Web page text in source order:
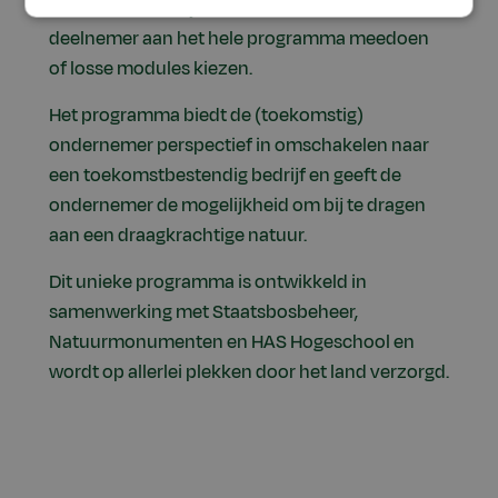
deelnemer aan het hele programma meedoen
of losse modules kiezen.
Het programma biedt de (toekomstig)
ondernemer perspectief in omschakelen naar
een toekomstbestendig bedrijf en geeft de
ondernemer de mogelijkheid om bij te dragen
aan een draagkrachtige natuur.
Dit unieke programma is ontwikkeld in
samenwerking met Staatsbosbeheer,
Natuurmonumenten en HAS Hogeschool en
wordt op allerlei plekken door het land verzorgd.